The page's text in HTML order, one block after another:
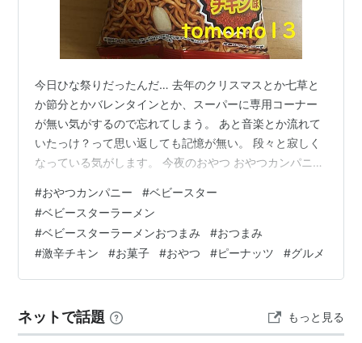
今日ひな祭りだったんだ… 去年のクリスマスとか七草と
か節分とかバレンタインとか、スーパーに専用コーナー
が無い気がするので忘れてしまう。 あと音楽とか流れて
いたっけ？って思い返しても記憶が無い。 段々と寂しく
なっている気がします。 今夜のおやつ おやつカンパニー
罰ゲーム的な感じで買ってきた。笑 辛さ3倍とか絶対に
食べれないとか「やっぱり返品しようかな」とか色々考
えながら帰ってきた。 一体だれが買うんだろう… リンク
『ベビースターラーメンおつまみ 激辛チキン味』は定番
おつまみであるチキン麺に比べて辛さ3倍の唐辛子を練り
#おやつカンパニー #ベビースター
#ベビースターラーメン
#ベビースターラーメンおつまみ #おつまみ
#激辛チキン #お菓子 #おやつ #ピーナッツ #グルメ
ネットで話題 もっと見る